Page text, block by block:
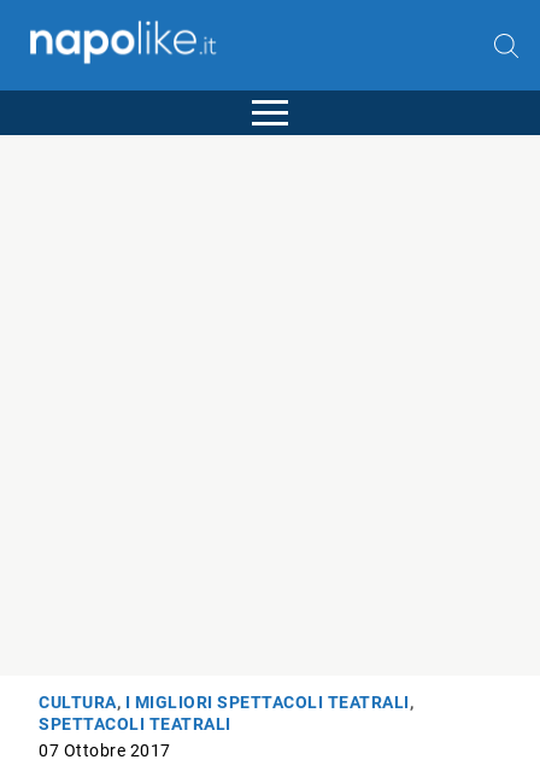
CULTURA, I MIGLIORI SPETTACOLI TEATRALI,
SPETTACOLI TEATRALI
07 Ottobre 2017